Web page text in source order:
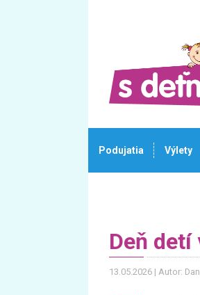
Podujatia Výlety
Deň detí
13.05.2026 Autor: